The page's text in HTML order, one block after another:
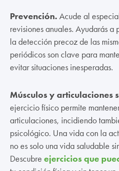
Prevención. Acude al
revisiones anuales. Ayudarás
la detección precoz de las
periódicos son clave para
evitar situaciones inesperadas.
Músculos y articulaciones
ejercicio físico permite
articulaciones, incidiendo
psicológico. Una vida con la
no es solo una vida saludable
Descubre ejercicios que